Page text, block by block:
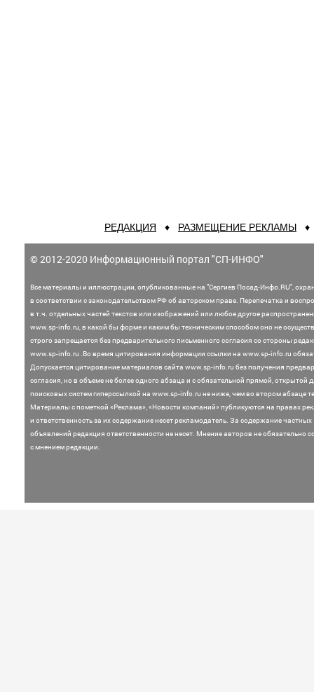
РЕДАКЦИЯ ♦ РАЗМЕЩЕНИЕ РЕКЛАМЫ
© 2012-2020 Информационный портал "СП-ИНФО"
Все материалы и иллюстрации,опубликованные на "Сергиев Посад-Инфо.RU",
в соответствии с законодательством РФ об авторском праве. Перепечатка и
в т.ч. отдельных частей текстов или изображений или любое другое
www.sp-info.ru, в какой бы форме и каким бы техническим способом оно не
строго запрещается без предварительного письменного согласия со стороны
www.sp-info.ru .Во время цитирования информации ссылки на www.sp-info.ru
Допускается цитирование материалов сайта www.sp-info.ru без получения
согласия, но в объеме не более одного абзаца и с обязательной прямой, открытой
поисковых систем гиперссылкой на www.sp-info.ru не ниже, чем во втором абзаце
Материалы с пометкой «Реклама», «Новости компаний» публикуются на правах
и ответственность за их содержание несет рекламодатель. За содержание частных
объявлений редакция ответственности не несет. Мнениеавторов не обязательно
с мнением редакции.